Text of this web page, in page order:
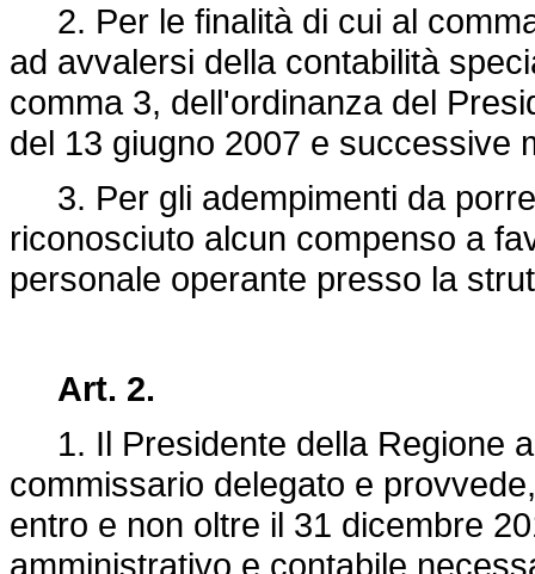
2. Per le finalità di cui al
ad avvalersi della contabilità
comma 3, dell'ordinanza del
del 13 giugno 2007 e successive
3. Per gli adempimenti da
riconosciuto alcun compenso a
personale operante presso la
Art. 2.
1. Il Presidente della Regione
commissario delegato e
entro e non oltre il 31 dicembre
amministrativo e contabile